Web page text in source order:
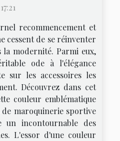
recommencement et
cessent de se réinventer
modernité. Parmi eux,
ode à l'élégance
sur les accessoires les
Découvrez dans cet
couleur emblématique
de maroquinerie sportive
un incontournable des
L'essor d'une couleur